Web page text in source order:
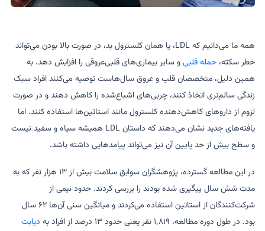
همه ما می‌دانیم که LDL، یا همان کلسترول بد، در صورت بالا بودن می‌تواند
خطر سکته،حمله قلبیو سایر بیماری‌های قلبی‌عروقی را افزایش دهد. به
همین دلیل، متخصصان قلب و عروق سال‌هاست توصیه می‌کنند افراد سبک
زندگی سالم‌تری اتخاذ کنند، چربی‌های اشباع‌شده را کاهش دهند و در صورت
لزوم از داروهای کاهش‌دهنده کلسترول مانند استاتین‌ها استفاده کنند. اما
یافته‌های جدید نشان می‌دهند که داستان LDL همیشه سیاه و سفید نیست
و سطح بیش از حد پایین آن نیز می‌تواند پیامدهایی داشته باشد.
در این مطالعه گسترده، پژوهشگران سوابق سلامت بیش از ۱۳ هزار نفر که به
مدت شش سال پیگیری شده بودند را بررسی کردند. حدود نیمی از
شرکت‌کنندگان از استاتین استفاده می‌کردند و میانگین سنی آن‌ها ۶۲ سال
بود. در طول دوره مطالعه، ۱٬۸۱۹ نفر یعنی حدود ۱۳ درصد از افراد به
دیابت